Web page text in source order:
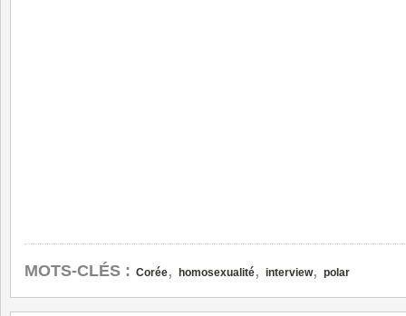
MOTS-CLÉS : Corée, homosexualité, interview, polar